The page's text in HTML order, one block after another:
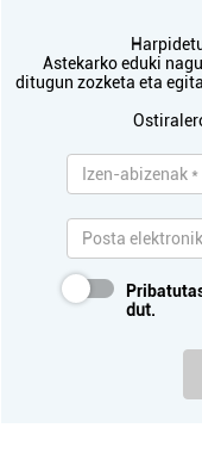
Astekarko eduki
ditugun zozketa eta
dut.